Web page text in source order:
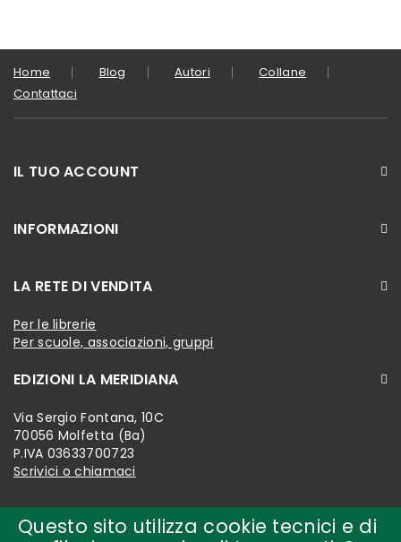
Questo sito utilizza cookie tecnici e di
Home Blog Autori
Collane
Contattaci
IL TUO ACCOUNT
INFORMAZIONI
LA RETE DI VENDITA
Per le librerie
Per scuole, associazioni, gruppi
EDIZIONI LA MERIDIANA
Via Sergio Fontana, 10C
70056 Molfetta (Ba)
P.IVA 03633700723
Scrivici o chiamaci